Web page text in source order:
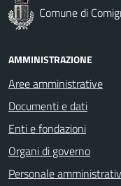
Comune di
AMMINISTRAZIONE
Aree amministrative
Documenti e dati
Enti e fondazioni
Organi di governo
Personale